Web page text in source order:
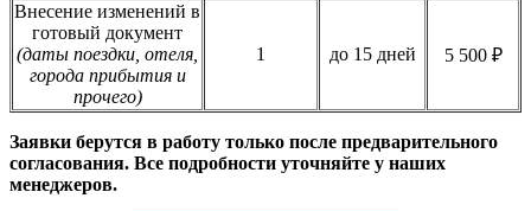
Внесение изменений в
готовый документ
(даты поездки, отеля,
города прибытия и
прочего)
1 до 15 дней 5 500 ₽
Заявки берутся в работу только после предварительного
согласования. Все подробности уточняйте у наших
менеджеров.